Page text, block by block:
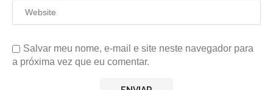
Salvar meu nome, e-mail e site neste navegador para
a próxima vez que eu comentar.